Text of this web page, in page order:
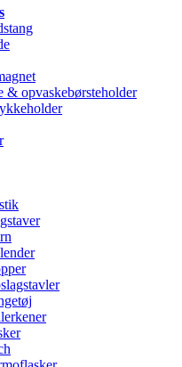
& opvaskebørsteholder